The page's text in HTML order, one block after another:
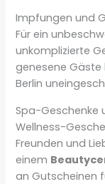
Impfungen und
Für ein
unkomplizierte
genesene Gäste
Berlin
Spa-Geschenke
Wellness-
Freunden und
einem
an Gutscheinen